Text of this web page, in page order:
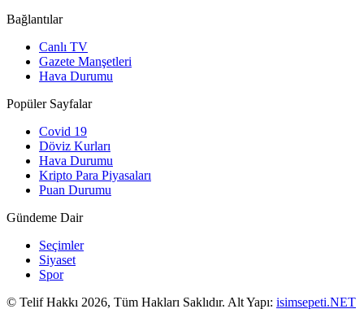
Bağlantılar
Canlı TV
Gazete Manşetleri
Hava Durumu
Popüler Sayfalar
Covid 19
Döviz Kurları
Hava Durumu
Kripto Para Piyasaları
Puan Durumu
Gündeme Dair
Seçimler
Siyaset
Spor
© Telif Hakkı 2026, Tüm Hakları Saklıdır. Alt Yapı: isimsepeti.NET